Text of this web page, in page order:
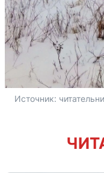
Источник: